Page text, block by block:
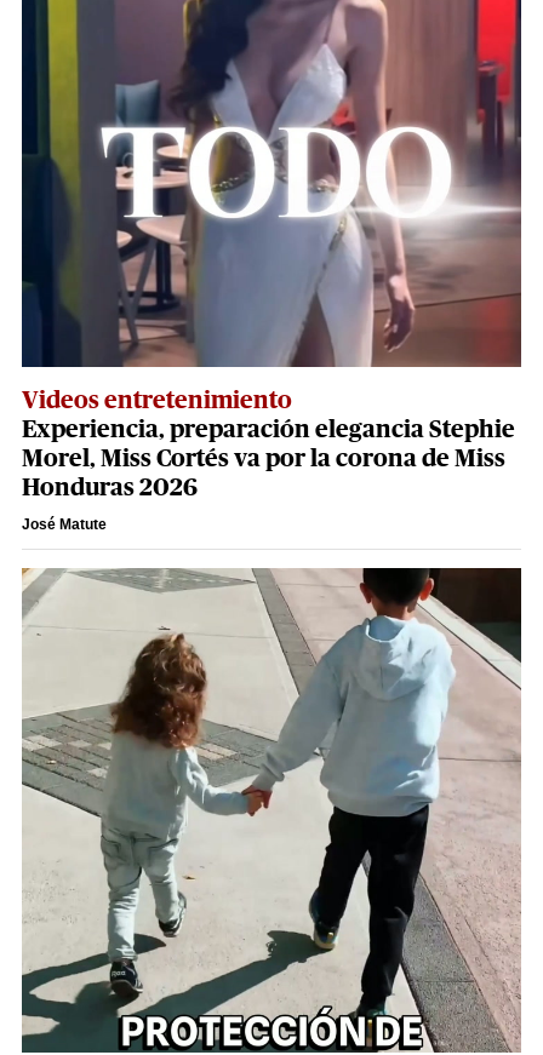
Videos entretenimiento
Experiencia, preparación elegancia Stephie
Morel, Miss Cortés va por la corona de Miss
Honduras 2026
José Matute